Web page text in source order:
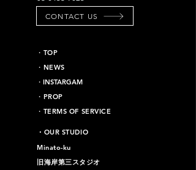
CONTACT US
​・TOP
・NEWS
​・INSTARGAM
・PROP
・TERMS OF SERVICE
​・OUR STUDIO
Minato-ku
旧海岸第三スタジオ